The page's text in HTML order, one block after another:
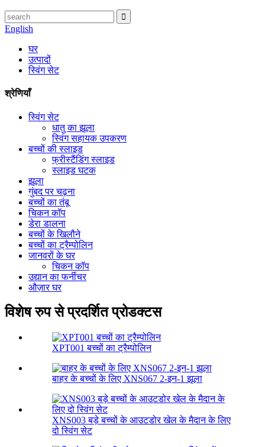
English
घर
उत्पादों
स्विंग सेट
श्रेणियाँ
स्विंग सेट
धातु का झूला
स्विंग सहायक उपकरण
बच्चों की स्लाइड
फ्रीस्टैंडिंग स्लाइड
स्लाइड घटक
झूला
गुंबद पर चढ़ना
बच्चों का तंबू
चिकन कॉप
डेरा डालना
बच्चों के खिलौने
बच्चों का ट्रैम्पोलिन
जानवरों के घर
चिकन कॉप
उद्यान का फर्नीचर
औज़ार घर
विशेष रुप से प्रदर्शित प्रोडक्टस
XPT001 बच्चों का ट्रैम्पोलिन
बाहर के बच्चों के लिए XNS067 2-इन-1 झूला
XNS003 बड़े बच्चों के आउटडोर खेल के मैदान के लिए
दो स्विंग सेट